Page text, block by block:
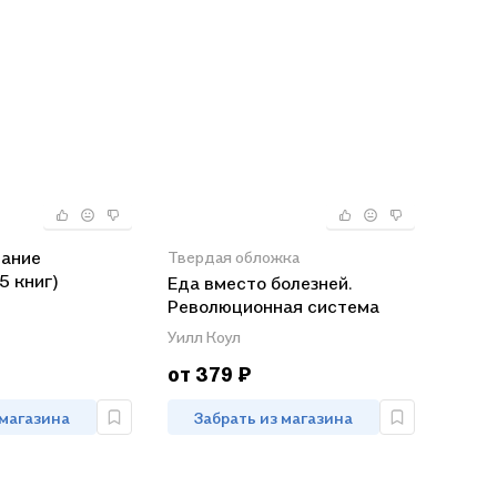
книг)
Твердая обложка
Еда вместо болезней.
Революционная система
здоровья, основанная на
питании
Уилл Коул
от 379 ₽
Забрать из магазина